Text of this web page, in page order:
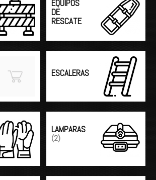
EQUIPOS
DE
RESCATE
ESCALERAS
LAMPARAS
(2)